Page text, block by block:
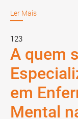
1. Introdução à
Este módulo introduz
fatores protetores e
questões éticas e
psiquiátrica.
2. Da Saúde à
Ler Mais
123
A quem
em
Mental